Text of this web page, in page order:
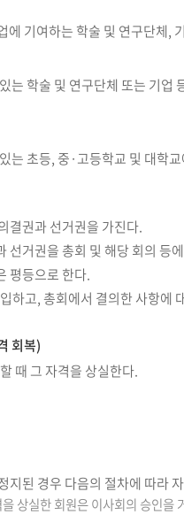
에 기여하는 학술 및 연구단체,
는 학술 및 연구단체 또는 기
는 초등, 중·고등학교 및 대학
결권과 선거권을 가진다.
거권을 총회 및 해당 회의 등
평등으로 한다.
하고, 총회에서 결의한 사항에
회복)
때 그 자격을 상실한다.
된 경우 다음의 절차에 따라
상실한 회원은 이사회의 승인을